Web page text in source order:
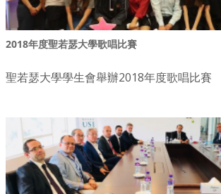
2018年度聖若瑟大學歌唱比賽
聖若瑟大學學生會舉辦2018年度歌唱比賽